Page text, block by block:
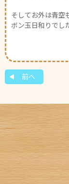
そしてお外は青空
ボン玉日和りでし
前へ